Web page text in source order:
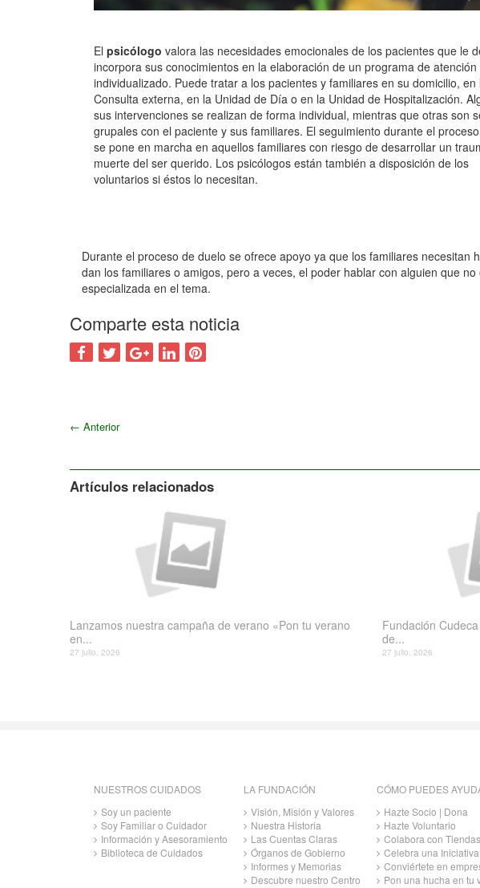
El psicólogo valora las necesidades emocionales de los pacientes que le
incorpora sus conocimientos en la elaboración de un programa de atención
individualizado. Puede tratar a los pacientes y familiares en su domicilio, en
Consulta externa, en la Unidad de Día o en la Unidad de Hospitalización.
sus intervenciones se realizan de forma individual, mientras que otras son
grupales con el paciente y sus familiares. El seguimiento durante el
se pone en marcha en aquellos familiares con riesgo de desarrollar un
muerte del ser querido. Los psicólogos están también a disposición de los
voluntarios si éstos lo necesitan.
Durante el proceso de duelo se ofrece apoyo ya que los familiares
dan los familiares o amigos, pero a veces, el poder hablar con alguien que
especializada en el tema.
Comparte esta noticia
← Anterior
Artículos relacionados
Lanzamos nuestra campaña de verano «Pon tu verano
en...
27 julio, 2026
Fundación
de...
27 julio, 2026
NUESTROS CUIDADOS
Soy un paciente
Soy Familiar o Cuidador
Información y Asesoramiento
Biblioteca de Cuidados
LA FUNDACIÓN
Visión, Misión y Valores
Nuestra Historia
Las Cuentas Claras
Órganos de Gobierno
Informes y Memorias
Descubre nuestro Centro
CÓMO PUEDES
Hazte Socio | Dona
Hazte Voluntario
Colabora con
Celebra una
Conviértete en
Pon una hucha en tu